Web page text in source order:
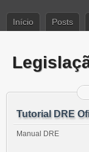
Início Posts
Tutorial DRE
Manual DRE